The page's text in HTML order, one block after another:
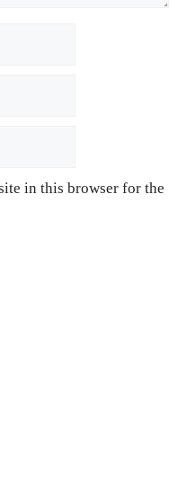
in this browser for the